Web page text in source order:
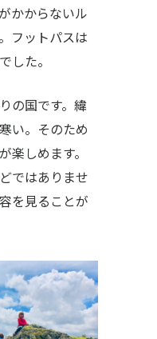
かからないル
フットパスは
した。
の国です。緯
い。そのため
楽しめます。
ではありませ
を見ることが